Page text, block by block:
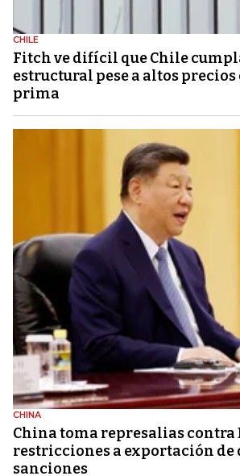
CHILE
Fitch ve difícil que Chile
estructural pese a altos
prima
CHINA
China toma represalias contra
restricciones a exportación de
sanciones